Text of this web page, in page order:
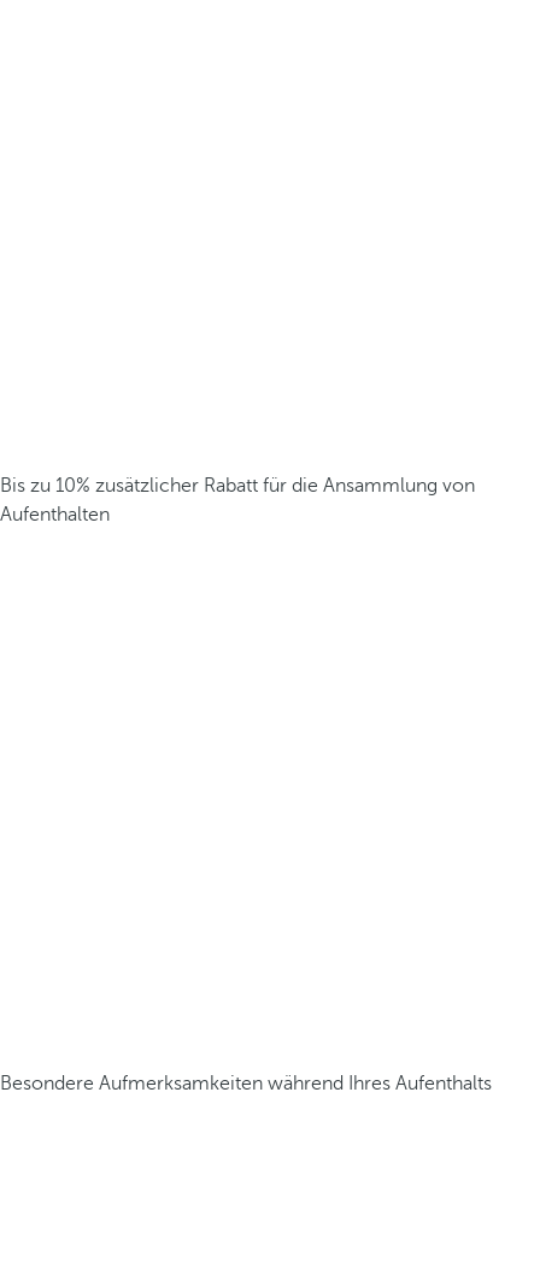
Bis zu 10% zusätzlicher Rabatt für die Ansammlung von
Aufenthalten
Besondere Aufmerksamkeiten während Ihres Aufenthalts